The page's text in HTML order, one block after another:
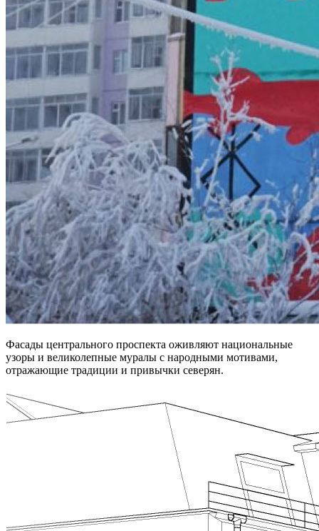
Фасады центрального проспекта оживляют национальные
узоры и великолепные муралы с народными мотивами,
отражающие традиции и привычки северян.